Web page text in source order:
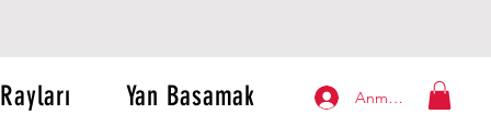
Anmelden
Yan Basamak